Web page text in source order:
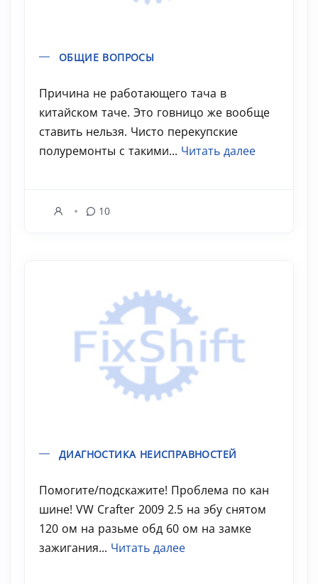
ОБЩИЕ ВОПРОСЫ
Причина не работающего тача в
китайском таче. Это говницо же вообще
ставить нельзя. Чисто перекупские
полуремонты с такими... Читать далее
10
ДИАГНОСТИКА НЕИСПРАВНОСТЕЙ
Помогите/подскажите! Проблема по кан
шине! VW Crafter 2009 2.5 на эбу снятом
120 ом на разьме обд 60 ом на замке
зажигания... Читать далее